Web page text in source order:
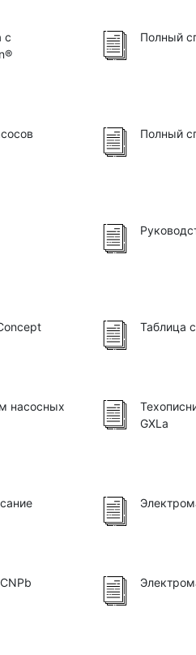
с
Полный
Полный
Таблица
насосных
GXLa